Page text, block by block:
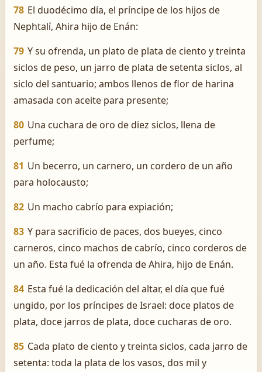
78 El duodécimo día, el príncipe de los hijos de
Nephtalí, Ahira hijo de Enán:
79 Y su ofrenda, un plato de plata de ciento y treinta
siclos de peso, un jarro de plata de setenta siclos, al
siclo del santuario; ambos llenos de flor de harina
amasada con aceite para presente;
80 Una cuchara de oro de diez siclos, llena de
perfume;
81 Un becerro, un carnero, un cordero de un año
para holocausto;
82 Un macho cabrío para expiación;
83 Y para sacrificio de paces, dos bueyes, cinco
carneros, cinco machos de cabrío, cinco corderos de
un año. Esta fué la ofrenda de Ahira, hijo de Enán.
84 Esta fué la dedicación del altar, el día que fué
ungido, por los príncipes de Israel: doce platos de
plata, doce jarros de plata, doce cucharas de oro.
85 Cada plato de ciento y treinta siclos, cada jarro de
setenta: toda la plata de los vasos, dos mil y